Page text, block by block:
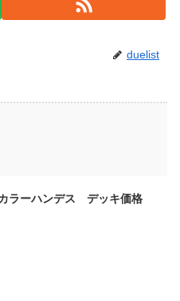
duelist
ラーハンデス デッキ価格